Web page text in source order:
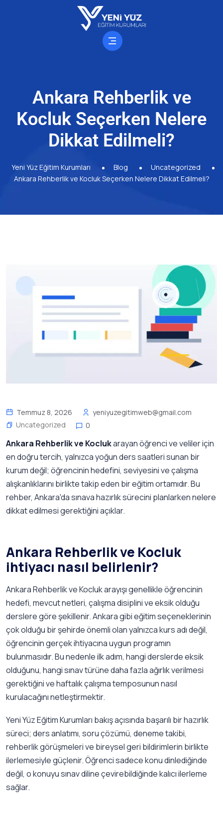
Ankara Rehberlik ve
Kocluk Seçerken Nelere
Dikkat Edilmeli?
Yeni Yüz Eğitim Kurumları Blog
Uncategorized
Ankara Rehberlik ve Kocluk Seçerken Nelere Dikkat Edilmeli?
Temmuz 8, 2026
yeniyuzegitimweb@gmail.com
Uncategorized
0
Ankara Rehberlik ve Koclukarayan öğrenci ve veliler için
en doğru tercih, yalnızca yoğun ders saatleri sunan bir
kurum değil; öğrencinin hedefini, seviyesini ve çalışma
alışkanlıklarını birlikte takip eden bir eğitim ortamıdır. Bu
rehber, Ankara'da sınava hazırlık sürecini planlarken nelere
dikkat edilmesi gerektiğini açıklar.
Ankara Rehberlik ve Kocluk
ihtiyacı nasıl belirlenir?
Ankara Rehberlik ve Kocluk arayışı genellikle öğrencinin
hedefi, mevcut netleri, çalışma disiplini ve eksik olduğu
derslere göre şekillenir. Ankara gibi eğitim seçeneklerinin
çok olduğu bir şehirde önemli olan yalnızca kurs adı değil,
öğrencinin gerçek ihtiyacına uygun programın
bulunmasıdır. Bu nedenle ilk adım, hangi derslerde eksik
olduğunu, hangi sınav türüne daha fazla ağırlık verilmesi
gerektiğini ve haftalık çalışma temposunun nasıl
kurulacağını netleştirmektir.
Yeni Yüz Eğitim Kurumları bakış açısında başarılı bir hazırlık
süreci; ders anlatımı, soru çözümü, deneme takibi,
rehberlik görüşmeleri ve bireysel geri bildirimlerin birlikte
ilerlemesiyle güçlenir. Öğrenci sadece konu dinlediğinde
değil, o konuyu sınav diline çevirebildiğinde kalıcı ilerleme
sağlar.